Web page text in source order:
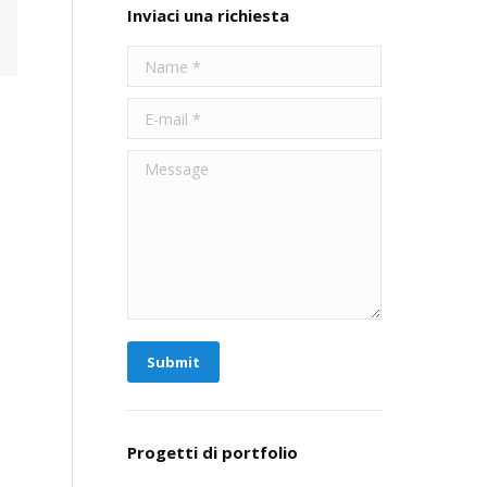
Inviaci una richiesta
Name *
E-mail *
Message
Submit
Progetti di portfolio